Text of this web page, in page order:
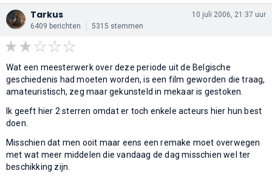
Tarkus
6409 berichten 5315 stemmen
10 juli 2006, 21:37 uur
Wat een meesterwerk over deze periode uit de Belgische
geschiedenis had moeten worden, is een film geworden die traag,
amateuristisch, zeg maar gekunsteld in mekaar is gestoken.
Ik geeft hier 2 sterren omdat er toch enkele acteurs hier hun best
doen.
Misschien dat men ooit maar eens een remake moet overwegen
met wat meer middelen die vandaag de dag misschien wel ter
beschikking zijn.